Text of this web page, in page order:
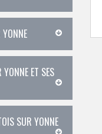
YONNE
ET SES
SUR YONNE